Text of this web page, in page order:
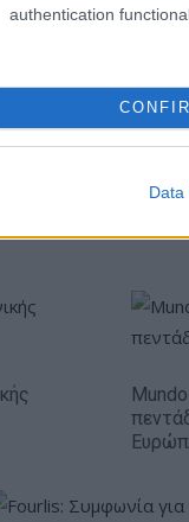
authentication
Data
στο ταξίδι για
οροφής, είναι
Αυτή μεταμορφώνει
αίθουσα, όπου οι
από μία ποικίλη
μοντέλα της